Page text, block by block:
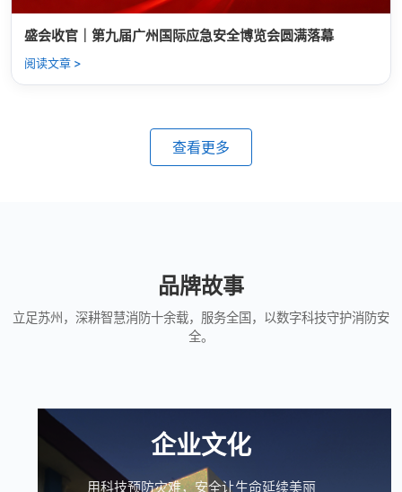
盛会收官｜第九届广州国际应急安全博览会圆满落幕
阅读文章 >
查看更多
品牌故事
立足苏州，深耕智慧消防十余载，服务全国，以数字科技守护消防安
全。
企业文化
用科技预防灾难，安全让生命延续美丽